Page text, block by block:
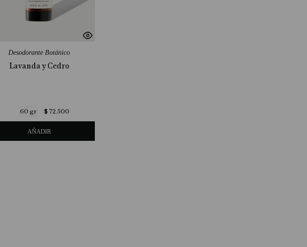
Desodorante Botánico
Lavanda y Cedro
60 gr $ 72.500
AÑADIR